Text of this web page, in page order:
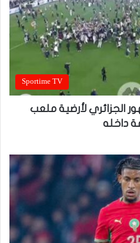
Sportime TV
الجزائري لأرضية ملعب
داخله